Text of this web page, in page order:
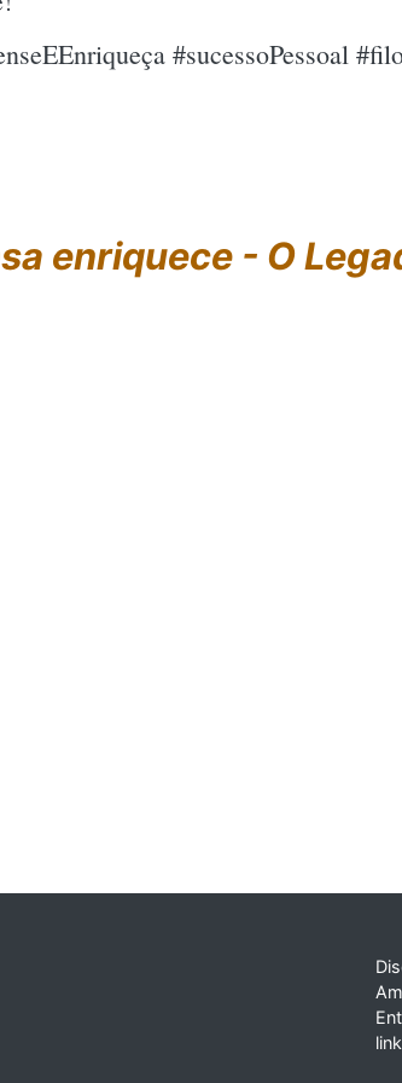
#sucessoPessoal
enriquece - O